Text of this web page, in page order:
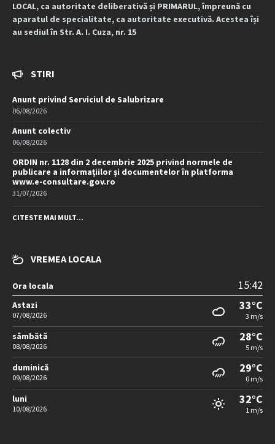
LOCAL, ca autoritate deliberativă și PRIMARUL, împreună cu
aparatul de specialitate, ca autoritate executivă. Acestea își
au sediul în Str. A. I. Cuza, nr. 15
STIRI
Anunt privind Serviciul de Salubrizare
06/08/2026
Anunt colectiv
06/08/2026
ORDIN nr. 1128 din 2 decembrie 2025 privind normele de
publicare a informațiilor și documentelor în platforma
www.e-consultare.gov.ro
31/07/2026
CITESTE MAI MULT...
VREMEA LOCALA
Ora locala 15:42
Astazi
07/08/2026
33°C
3 m/s
sâmbătă
08/08/2026
28°C
5 m/s
duminică
09/08/2026
29°C
0 m/s
luni
10/08/2026
32°C
1 m/s